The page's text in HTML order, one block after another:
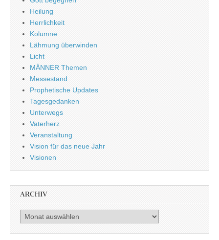
Heilung
Herrlichkeit
Kolumne
Lähmung überwinden
Licht
MÄNNER Themen
Messestand
Prophetische Updates
Tagesgedanken
Unterwegs
Vaterherz
Veranstaltung
Vision für das neue Jahr
Visionen
ARCHIV
Archiv